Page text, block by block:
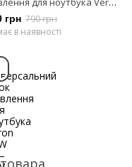
12–24V
грн 790 грн
в наявності